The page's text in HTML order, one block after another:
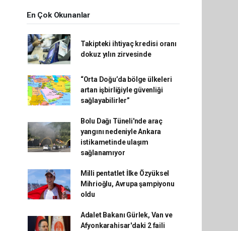
En Çok Okunanlar
Takipteki ihtiyaç kredisi oranı
dokuz yılın zirvesinde
“Orta Doğu’da bölge ülkeleri
artan işbirliğiyle güvenliği
sağlayabilirler”
Bolu Dağı Tüneli'nde araç
yangını nedeniyle Ankara
istikametinde ulaşım
sağlanamıyor
Milli pentatlet İlke Özyüksel
Mihrioğlu, Avrupa şampiyonu
oldu
Adalet Bakanı Gürlek, Van ve
Afyonkarahisar'daki 2 faili